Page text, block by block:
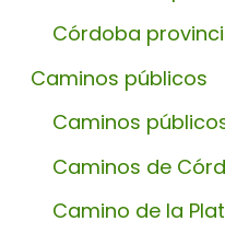
Córdoba
Caminos públicos
Caminos
Caminos de
Camino de la